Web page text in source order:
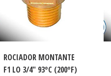
ROCIADOR MONTANTE
F1 LO 3/4″ 93°C (200°F)